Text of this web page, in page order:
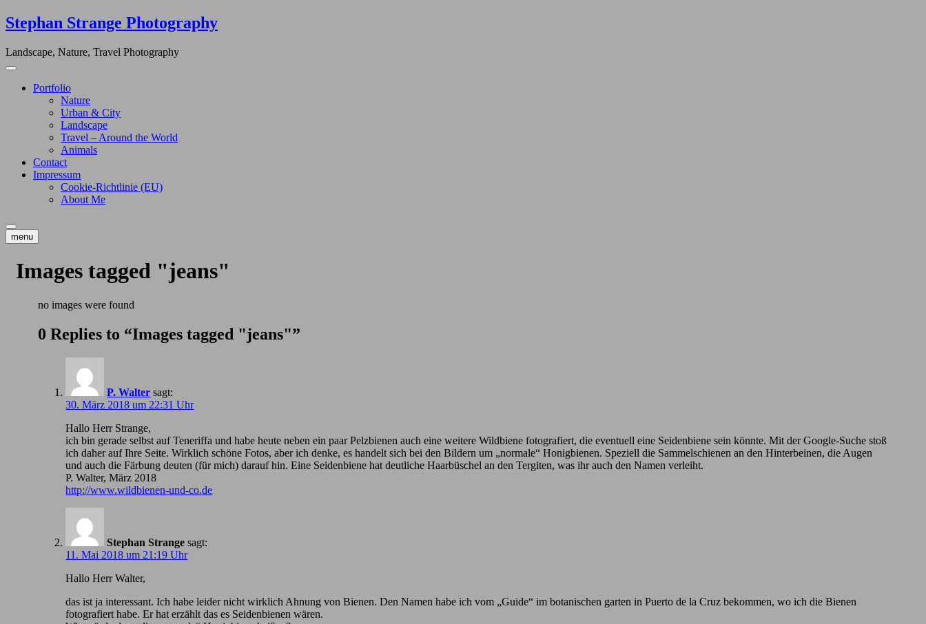
Skip
to
Stephan Strange Photography
Landscape, Nature, Travel Photography
Portfolio
Nature
Urban & City
Landscape
Travel – Around the World
Animals
Contact
Impressum
Cookie-Richtlinie (EU)
About Me
menu
Images tagged "jeans"
no images were found
0 Replies to “Images tagged "jeans"”
P. Walter sagt:
30. März 2018 um 22:31 Uhr
Hallo Herr Strange,
ich bin gerade selbst auf Teneriffa und habe heute neben ein paar Pelzbienen auch eine weitere Wildbiene fotografiert, die eventuell eine Seidenbiene sein könnte. Mit der Google-Suche stoß
ich daher auf Ihre Seite. Wirklich schöne Fotos, aber ich denke, es handelt sich bei den Bildern um „normale“ Honigbienen. Speziell die Sammelschienen an den Hinterbeinen, die Augen
und auch die Färbung deuten (für mich) darauf hin. Eine Seidenbiene hat deutliche Haarbüschel an den Tergiten, was ihr auch den Namen verleiht.
P. Walter, März 2018
http://www.wildbienen-und-co.de
Stephan Strange sagt:
11. Mai 2018 um 21:19 Uhr
Hallo Herr Walter,
das ist ja interessant. Ich habe leider nicht wirklich Ahnung von Bienen. Den Namen habe ich vom „Guide“ im botanischen garten in Puerto de la Cruz bekommen, wo ich die Bienen
fotografiert habe. Er hat erzählt das es Seidenbienen wären.